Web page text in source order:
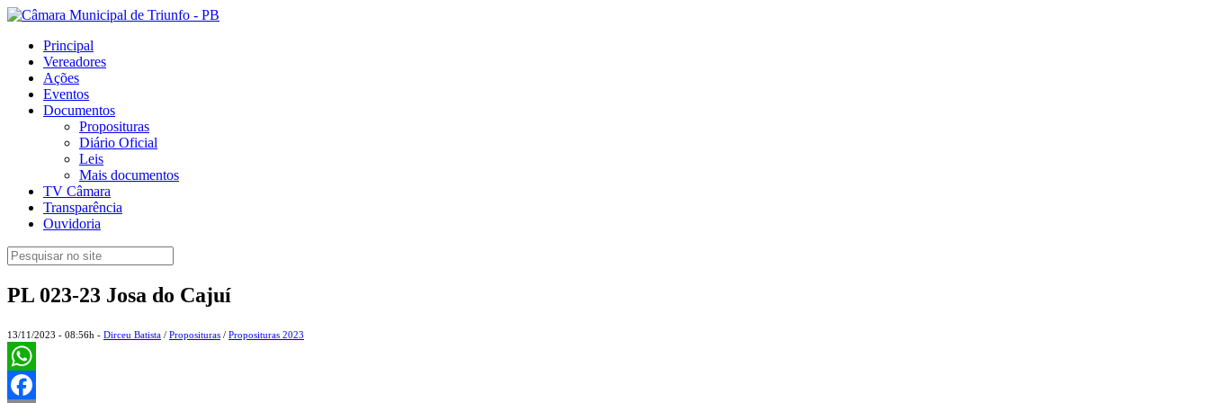
Principal
Vereadores
Ações
Eventos
Documentos
Proposituras
Diário Oficial
Leis
Mais documentos
TV Câmara
Transparência
Ouvidoria
PL 023-23 Josa do Cajuí
13/11/2023 - 08:56h - Dirceu Batista / Proposituras / Proposituras 2023
WhatsApp